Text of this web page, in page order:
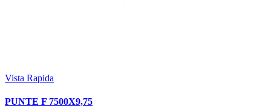
Vista Rapida
PUNTE F 7500X9,75